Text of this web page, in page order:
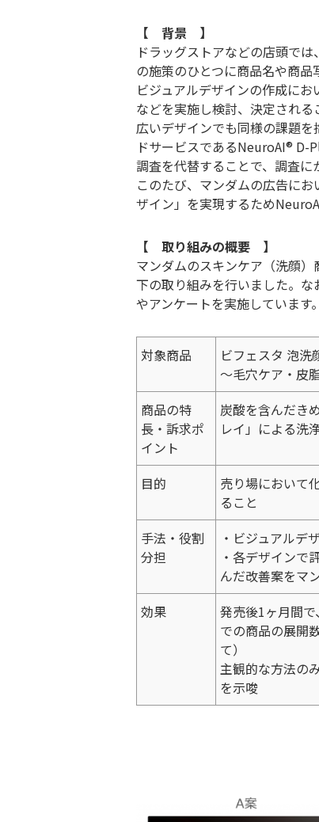
【 背景 】
ドラッグストアなどの店頭で
の施策のひとつに商品名や商
ビジュアルデザインの作成に
などを実施し検討、決定され
広いデザインでも同様の課題
ドサービスであるNeuroAI® D-
調査を代替することで、調査に
このたび、マンダムの広告に
ザイン」を実現するため
【 取り組みの概要 】
マンダムのスキンケア（洗顔
下の取り組みを行いました。
やアンケートを実施しています。
対象商品
ビフェスタ 泡洗
〜毛穴ケア・皮
商品の特
長・訴求ポ
イント
炭酸を含んだき
レイ」による洗
目的
売り場において
ること
手法・役割
分担
・ビジュアルデ
・各デザインで
んだ改善案をマ
効果
発売後1ヶ月間
での商品の展開
て）
主観的な方法の
を示唆